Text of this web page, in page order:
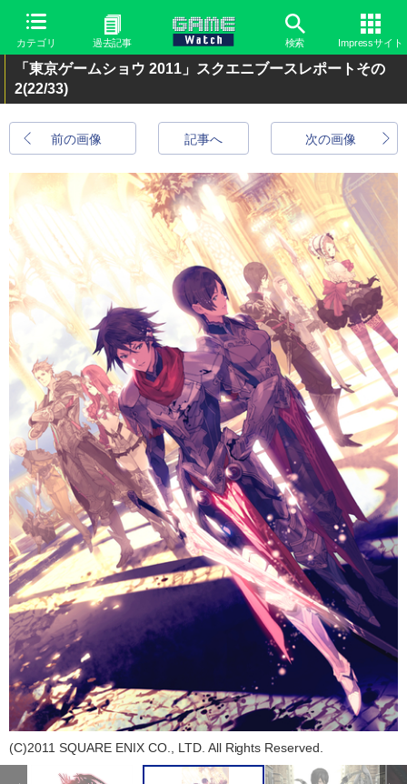
カテゴリ 過去記事 検索 Impressサイト
「東京ゲームショウ 2011」スクエニブースレポートその
2(22/33)
前の画像 次の画像
記事へ
(C)2011 SQUARE ENIX CO., LTD. All Rights Reserved.